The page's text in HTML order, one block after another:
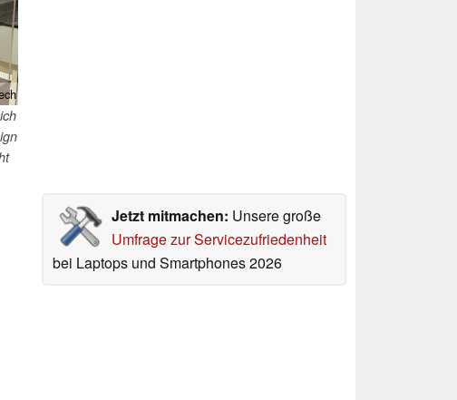
Jetzt mitmachen: Unsere große
Umfrage zur Servicezufriedenheit
bei Laptops und Smartphones 2026